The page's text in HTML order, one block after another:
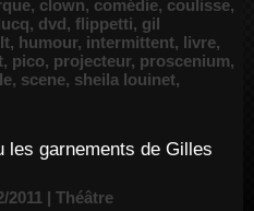
, clown, comédie, coulisse,
, dvd, flippetti, gil
, humour, intermittent, livre,
, pico, projecteur, proscenium,
, scene, sheila louinet,
les garnements de Gilles
2011 | Théâtre